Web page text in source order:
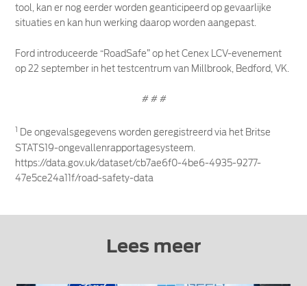
tool, kan er nog eerder worden geanticipeerd op gevaarlijke
situaties en kan hun werking daarop worden aangepast.
Ford introduceerde “RoadSafe” op het Cenex LCV-evenement
op 22 september in het testcentrum van Millbrook, Bedford, VK.
# # #
1 De ongevalsgegevens worden geregistreerd via het Britse
STATS19-ongevallenrapportagesysteem.
https://data.gov.uk/dataset/cb7ae6f0-4be6-4935-9277-
47e5ce24a11f/road-safety-data
Lees meer